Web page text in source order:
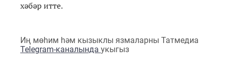
хәбәр итте.
Иң мөһим һәм кызыклы язмаларны Татмедиа
Telegram-каналында укыгыз